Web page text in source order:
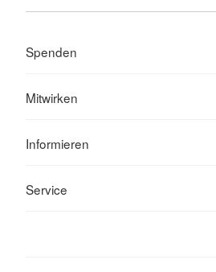
Spenden
Mitwirken
Informieren
Service